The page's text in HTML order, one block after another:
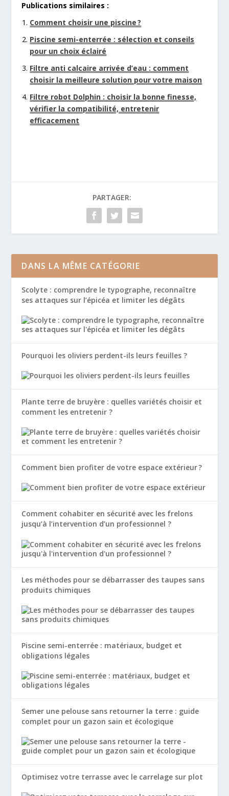
Publications similaires :
Comment choisir une piscine ?
Piscine semi-enterrée : sélection et conseils
pour un choix éclairé
Filtre anti calcaire arrivée d’eau : comment
choisir la meilleure solution pour votre maison
Filtre robot Dolphin : choisir la bonne finesse,
vérifier la compatibilité, entretenir
efficacement
PARTAGER:
DANS LA MÊME CATÉGORIE
Scolyte : comprendre le typographe, reconnaître
ses attaques sur l’épicéa et limiter les dégâts
Pourquoi les oliviers perdent-ils leurs feuilles ?
Plante terre de bruyère : quelles variétés choisir et
comment les entretenir ?
Comment bien profiter de votre espace extérieur ?
Comment cohabiter en sécurité avec les frelons
jusqu’à l’intervention d’un professionnel ?
Les méthodes pour se débarrasser des taupes sans
produits chimiques
Piscine semi-enterrée : matériaux, budget et
obligations légales
Semer une pelouse sans retourner la terre : guide
complet pour un gazon sain et écologique
Optimisez votre terrasse avec le carrelage sur plot